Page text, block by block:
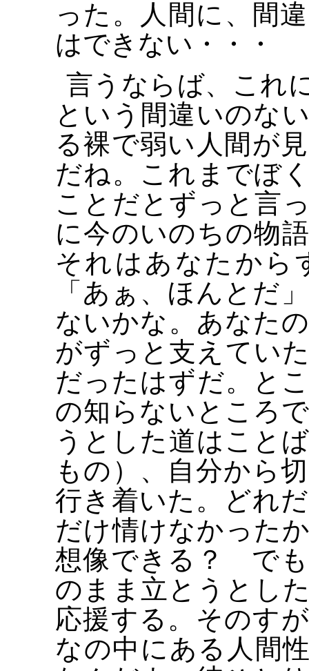
った。人間に、間
はできない・・・
言うならば、これ
という間違いのな
る裸で弱い人間が
だね。これまでぼ
ことだとずっと言
に今のいのちの物
それはあなたから
「あぁ、ほんとだ
ないかな。あなた
がずっと支えてい
だったはずだ。と
の知らないところ
うとした道はこと
もの）、自分から
行き着いた。どれ
だけ情けなかった
想像できる？ で
のまま立とうとし
応援する。そのす
なの中にある人間